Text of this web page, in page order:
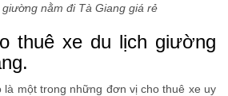
nằm đi Tà Giang giá rẻ
thuê xe du lịch giường
là một trong những đơn vị cho thuê xe uy